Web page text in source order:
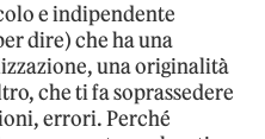
e indipendente
dire) che ha una
una originalità
che ti fa soprassedere
errori. Perché